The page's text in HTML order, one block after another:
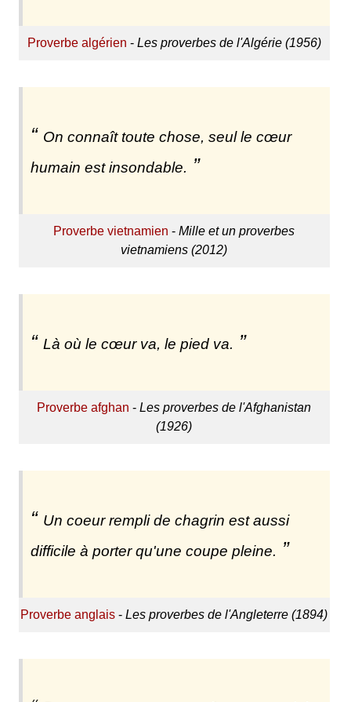
Proverbe algérien - Les proverbes de l'Algérie (1956)
On connaît toute chose, seul le cœur
humain est insondable.
Proverbe vietnamien -Mille et un proverbes
vietnamiens (2012)
Là où le cœur va, le pied va.
Proverbe afghan -Les proverbes de l'Afghanistan
(1926)
Un coeur rempli de chagrin est aussi
difficile à porter qu'une coupe pleine.
Proverbe anglais -Les proverbes de l'Angleterre (1894)